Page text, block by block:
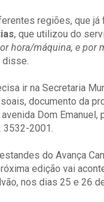
regiões, que já
, que utilizou do
hora/máquina, e por
disse.
ir na Secretaria
documento da
Dom Emanuel,
3532-2001.
do Avança
edição vai
nos dias 25 e 26